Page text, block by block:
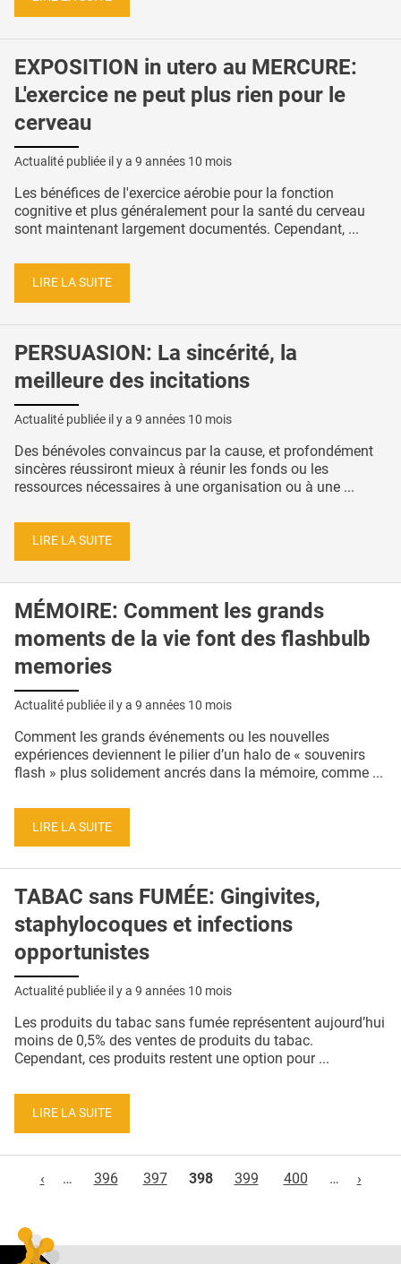
EXPOSITION in utero au MERCURE:
L'exercice ne peut plus rien pour le
cerveau
Actualité publiée il y a 9 années 10 mois
Les bénéfices de l'exercice aérobie pour la fonction
cognitive et plus généralement pour la santé du cerveau
sont maintenant largement documentés. Cependant, ...
LIRE LA SUITE
PERSUASION: La sincérité, la
meilleure des incitations
Actualité publiée il y a 9 années 10 mois
Des bénévoles convaincus par la cause, et profondément
sincères réussiront mieux à réunir les fonds ou les
ressources nécessaires à une organisation ou à une ...
LIRE LA SUITE
MÉMOIRE: Comment les grands
moments de la vie font des flashbulb
memories
Actualité publiée il y a 9 années 10 mois
Comment les grands événements ou les nouvelles
expériences deviennent le pilier d’un halo de « souvenirs
flash » plus solidement ancrés dans la mémoire, comme ...
LIRE LA SUITE
TABAC sans FUMÉE: Gingivites,
staphylocoques et infections
opportunistes
Actualité publiée il y a 9 années 10 mois
Les produits du tabac sans fumée représentent aujourd’hui
moins de 0,5% des ventes de produits du tabac.
Cependant, ces produits restent une option pour ...
LIRE LA SUITE
‹
… 396 397 398 399 400 … ›